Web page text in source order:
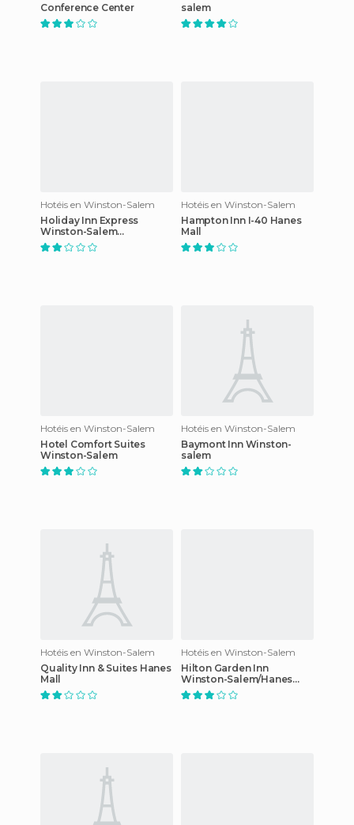
Conference Center
salem
Hotéis en Winston-Salem
Holiday Inn Express
Winston-Salem
Downtown West
Hotéis en Winston-Salem
Hampton Inn I-40 Hanes
Mall
Hotéis en Winston-Salem
Hotel Comfort Suites
Winston-Salem
Hotéis en Winston-Salem
Baymont Inn Winston-
salem
Hotéis en Winston-Salem
Quality Inn & Suites Hanes
Mall
Hotéis en Winston-Salem
Hilton Garden Inn
Winston-Salem/Hanes
Mall